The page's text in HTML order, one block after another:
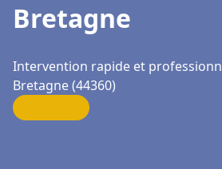
Bretagne
Intervention rapide et
Bretagne (44360)